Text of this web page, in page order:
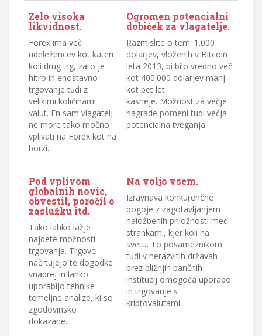
Zelo visoka
likvidnost.
Forex ima več
udeležencev kot kateri
koli drug trg, zato je
hitro in enostavno
trgovanje tudi z
velikimi količinami
valut. En sam vlagatelj
ne more tako močno
vplivati ​​na Forex kot na
borzi.
Ogromen potencialni
dobiček za vlagatelje.
Razmislite o tem: 1.000
dolarjev, vloženih v Bitcoin
leta 2013, bi bilo vredno več
kot 400.000 dolarjev manj
kot pet let
kasneje. Možnost za večje
nagrade pomeni tudi večja
potencialna tveganja.
Pod vplivom
globalnih novic,
obvestil, poročil o
zaslužku itd.
Tako lahko lažje
najdete možnosti
trgovanja. Trgovci
načrtujejo te dogodke
vnaprej in lahko
uporabijo tehnike
temeljne analize, ki so
zgodovinsko
dokazane.
Na voljo vsem.
Izravnava konkurenčne
pogoje z zagotavljanjem
naložbenih priložnosti med
strankami, kjer koli na
svetu. To posameznikom
tudi v nerazvitih državah
brez bližnjih bančnih
institucij omogoča uporabo
in trgovanje s
kriptovalutami.